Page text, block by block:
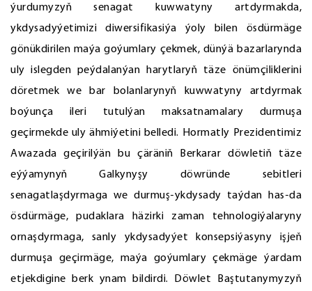
ýurdumyzyň senagat kuwwatyny artdyrmakda,
ykdysadyýetimizi diwersifikasiýa ýoly bilen ösdürmäge
gönükdirilen maýa goýumlary çekmek, dünýä bazarlarynda
uly islegden peýdalanýan harytlaryň täze önümçiliklerini
döretmek we bar bolanlarynyň kuwwatyny artdyrmak
boýunça ileri tutulýan maksatnamalary durmuşa
geçirmekde uly ähmiýetini belledi. Hormatly Prezidentimiz
Awazada geçirilýän bu çäräniň Berkarar döwletiň täze
eýýamynyň Galkynyşy döwründe sebitleri
senagatlaşdyrmaga we durmuş-ykdysady taýdan has-da
ösdürmäge, pudaklara häzirki zaman tehnologiýalaryny
ornaşdyrmaga, sanly ykdysadyýet konsepsiýasyny işjeň
durmuşa geçirmäge, maýa goýumlary çekmäge ýardam
etjekdigine berk ynam bildirdi. Döwlet Baştutanymyzyň